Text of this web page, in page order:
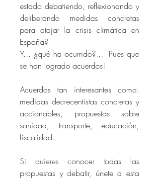
estado debatiendo, reflexionando y
deliberando medidas concretas
para atajar la crisis climática en
España?
Y... ¿qué ha ocurrido?...  Pues que
se han logrado acuerdos!
Acuerdos tan interesantes como:
medidas decrecentistas concretas y
accionables, propuestas sobre
sanidad, transporte, educación,
fiscalidad.
Si quieres conocer todas las
propuestas y debatir, únete a esta